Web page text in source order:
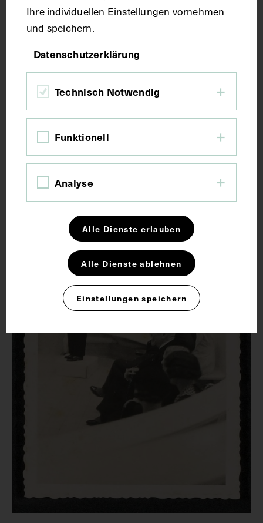
Mediziner:innen und weibliches
Pflegepersonal bei einem Anlass im
des Allgemeinen Krankenhauses
UM 1975
Ihre individuellen Einstellungen vornehmen
und speichern.
Datenschutzerklärung
Technisch Notwendig
Funktionell
Analyse
Alle Dienste erlauben
Alle Dienste ablehnen
Einstellungen speichern